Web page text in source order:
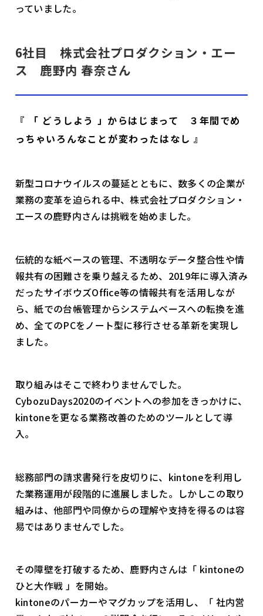
っていました。
6社目 株式会社プロダクション・エー
ス 鹿野内 春奈さん
『 「 どうしよう 」からはじまって ３年間でめ
っちゃいろんなことが変わったはなし 』
新型コロナウイルスの蔓延とともに、数多くの企業が
業務の変革を迫られる中、株式会社プロダクション・
エースの鹿野内さんは挑戦を始めました。
伝統的な紙ベースの管理、不透明なデータ整合性や情
報共有の困難さを乗り越えるため、2019年に導入済み
だったサイボウズOffice等の情報共有を活用しなが
ら、紙での台帳管理からシステムベースへの転換を進
め、全てのPCをノート型に移行させる革新を実現し
ました。
取り組みはそこで終わりませんでした。
CybozuDays2020のイベントへの参加をきっかけに、
kintoneを更なる業務改善のためのツールとして導
入。
総務部門の請求書発行を皮切りに、kintoneを利用し
た業務運用が段階的に進展しました。しかしこの取り
組みは、他部門や同僚からの理解や支持を得るのは容
易ではありませんでした。
その障壁を打破するため、鹿野内さんは「 kintoneの
ひと大作戦 」を開始。
kintoneのパーカーやマグカップを活用し、「 社内営